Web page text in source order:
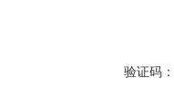
验证码：